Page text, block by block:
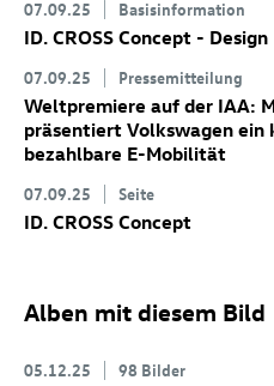
07.09.25 Basisinformation
ID. CROSS Concept - Design
07.09.25 Pressemitteilung
Weltpremiere auf der IAA:
präsentiert Volkswagen ein
bezahlbare E-Mobilität
07.09.25 Seite
ID. CROSS Concept
Alben mit diesem Bild
05.12.25 98 Bilder